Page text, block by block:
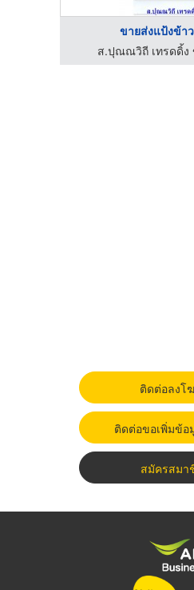
ขายส่งแป้งข้า
ส.ปุณณวิถี เทรดดิ้ง
ติดต่อลงโ
ติดต่อขอเพิ่มข้อ
สมัครสมา